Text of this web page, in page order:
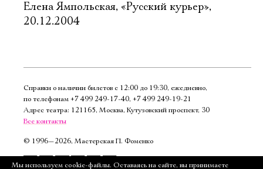
Елена Ямпольская, «Русский курьер»,
20.12.2004
Справки о наличии билетов с 12:00 до 19:30, ежедневно,
по телефонам +7 499 249‑17‑40, +7 499 249‑19‑21
Адрес театра: 121165, Москва, Кутузовский проспект, 30
Все контакты
© 1996—2026, Мастерская П. Фоменко
Подписаться
Мы используем cookie-файлы. Оставаясь на сайте, вы принимаете